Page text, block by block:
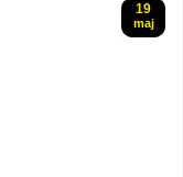
19
maj